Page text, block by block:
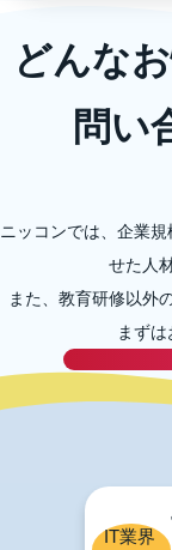
どんな
問い
ニッコンでは、企業
せた人
また、教育研修以外
まず
IT業界